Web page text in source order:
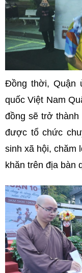
Đồng thời, Quận
quốc Việt Nam
đồng sẽ trở
được tổ chức
sinh xã hội, chăm
khăn trên địa bàn